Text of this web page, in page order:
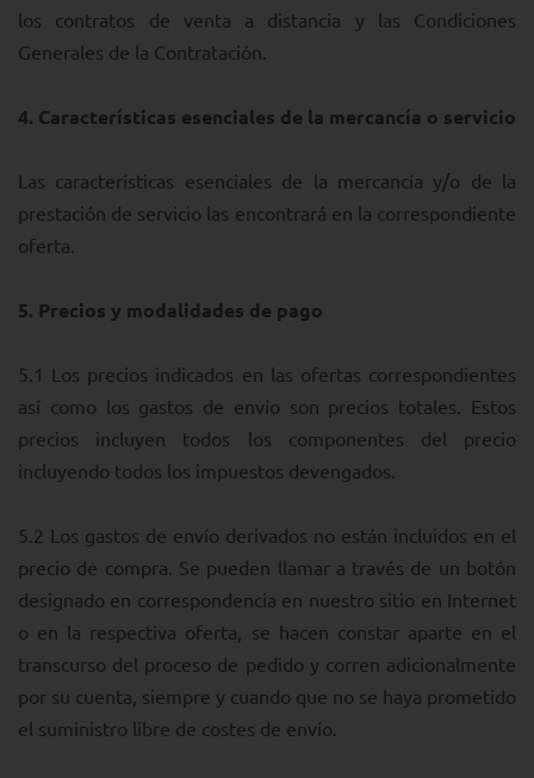
los contratos de venta a distancia y las Condiciones
Generales de la Contratación.
4. Características esenciales de la mercancía o servicio
Las características esenciales de la mercancía y/o de la
prestación de servicio las encontrará en la correspondiente
oferta.
5. Precios y modalidades de pago
5.1 Los precios indicados en las ofertas correspondientes
así como los gastos de envío son precios totales. Estos
precios incluyen todos los componentes del precio
incluyendo todos los impuestos devengados.
5.2 Los gastos de envío derivados no están incluidos en el
precio de compra. Se pueden llamar a través de un botón
designado en correspondencia en nuestro sitio en Internet
o en la respectiva oferta, se hacen constar aparte en el
transcurso del proceso de pedido y corren adicionalmente
por su cuenta, siempre y cuando que no se haya prometido
el suministro libre de costes de envío.